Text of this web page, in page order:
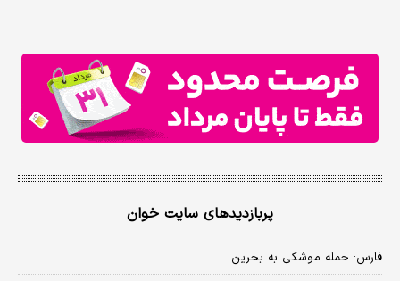
پربازدیدهای سایت خوان
فارس: حمله موشکی به بحرین